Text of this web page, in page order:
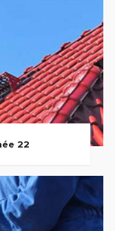
22